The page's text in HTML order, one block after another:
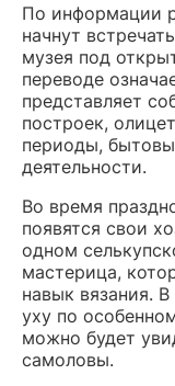
По информации
начнут
музея под
переводе
представляет
построек,
периоды,
деятельности.
Во время
появятся свои
одном
мастерица,
навык вязания.
уху по
можно будет
самоловы.